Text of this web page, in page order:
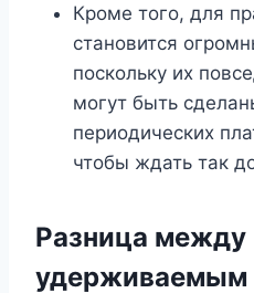
Кроме того, для
становится
поскольку их
могут быть
периодических
чтобы ждать так
Разница между
удерживаемым